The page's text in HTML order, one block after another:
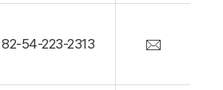
82-54-223-2313